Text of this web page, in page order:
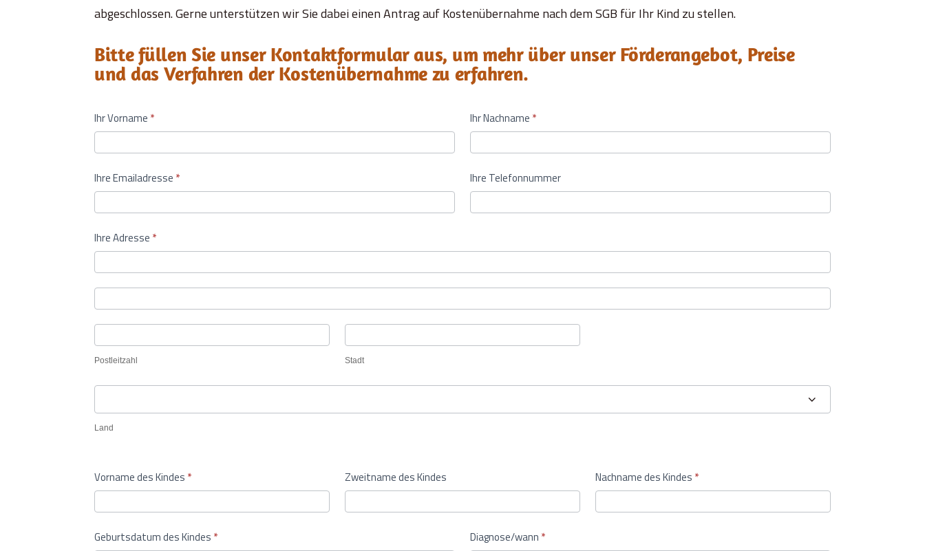
abgeschlossen. Gerne unterstützen wir Sie dabei einen Antrag auf Kostenübernahme nach dem SGB für Ihr Kind zu stellen.
Bitte füllen Sie unser Kontaktformular aus, um mehr über unser Förderangebot, Preise
und das Verfahren der Kostenübernahme zu erfahren.
KONTAKT
DE
23.11.2023
Ihr Vorname * Ihr Nachname *
Ihre Emailadresse * Ihre Telefonnummer
Ihre Adresse *
Postleitzahl Stadt
Land
Vorname des Kindes * Zweitname des Kindes Nachname des Kindes *
Geburtsdatum des Kindes * Diagnose/wann *